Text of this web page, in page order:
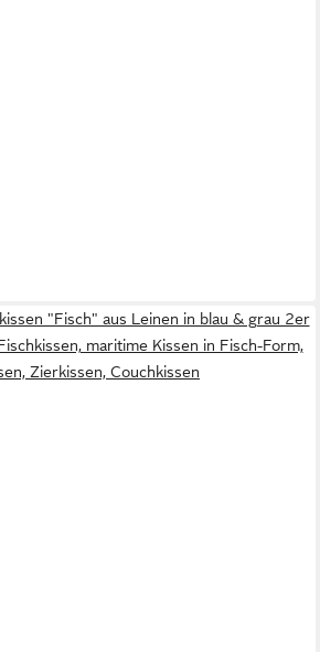
"Fisch" aus Leinen in blau & grau 2er
maritime Kissen in Fisch-Form,
Zierkissen, Couchkissen